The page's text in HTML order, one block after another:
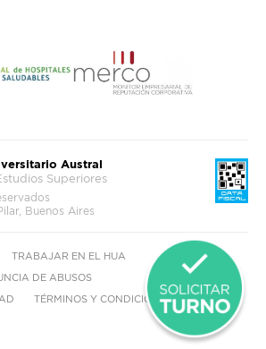
Austral
Superiores
Buenos Aires
TRABAJAR EN EL HUA
DE ABUSOS
TÉRMINOS Y CONDICIONES